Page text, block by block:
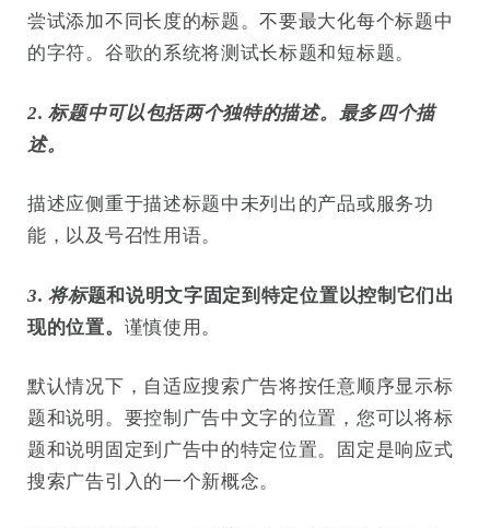
尝试添加不同长度的标题。不要最大化每个标题中
的字符。谷歌的系统将测试长标题和短标题。
2. 标题中可以包括两个独特的描述。最多四个描
述。
描述应侧重于描述标题中未列出的产品或服务功
能，以及号召性用语。
3. 将标题和说明文字固定到特定位置以控制它们出
现的位置。 谨慎使用。
默认情况下，自适应搜索广告将按任意顺序显示标
题和说明。要控制广告中文字的位置，您可以将标
题和说明固定到广告中的特定位置。固定是响应式
搜索广告引入的一个新概念。